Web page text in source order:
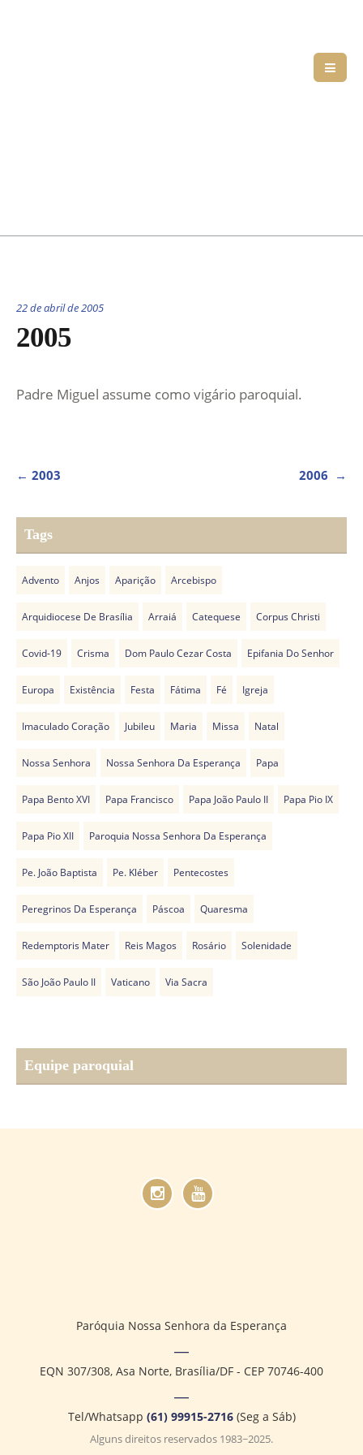
22 de abril de 2005
2005
Padre Miguel assume como vigário paroquial.
NAVEGAÇÃO
POST
← 2003 2006 →
Tags
Advento Anjos Aparição Arcebispo
Arquidiocese De Brasília Arraiá Catequese Corpus Christi
Covid-19 Crisma Dom Paulo Cezar Costa Epifania Do Senhor
Europa Existência Festa Fátima Fé Igreja
Imaculado Coração Jubileu Maria Missa Natal
Nossa Senhora Nossa Senhora Da Esperança Papa
Papa Bento XVI Papa Francisco Papa João Paulo II Papa Pio IX
Papa Pio XII Paroquia Nossa Senhora Da Esperança
Pe. João Baptista Pe. Kléber Pentecostes
Peregrinos Da Esperança Páscoa Quaresma
Redemptoris Mater Reis Magos Rosário Solenidade
São João Paulo II Vaticano Via Sacra
Equipe paroquial
Paróquia Nossa Senhora da Esperança
EQN 307/308, Asa Norte, Brasília/DF - CEP 70746-400
Tel/Whatsapp (61) 99915-2716(Seg a Sáb)
Alguns direitos reservados 1983~2025.